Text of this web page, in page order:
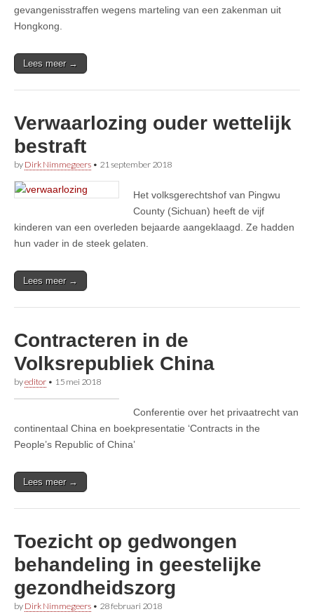
gevangenisstraffen wegens marteling van een zakenman uit
Hongkong.
Lees meer →
Verwaarlozing ouder wettelijk
bestraft
by Dirk Nimmegeers • 21 september 2018
Het volksgerechtshof van Pingwu
County (Sichuan) heeft de vijf
kinderen van een overleden bejaarde aangeklaagd. Ze hadden
hun vader in de steek gelaten.
Lees meer →
Contracteren in de
Volksrepubliek China
byeditor • 15 mei 2018
Conferentie over het privaatrecht van
continentaal China en boekpresentatie ‘Contracts in the
People’s Republic of China’
Lees meer →
Toezicht op gedwongen
behandeling in geestelijke
gezondheidszorg
by Dirk Nimmegeers • 28 februari 2018